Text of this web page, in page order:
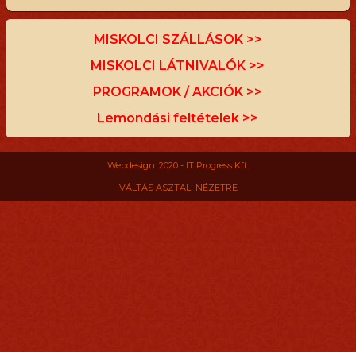
MISKOLCI SZÁLLÁSOK >>
MISKOLCI LÁTNIVALÓK >>
PROGRAMOK / AKCIÓK >>
Lemondási feltételek >>
Webdesign: 2020 - IT Progress Kft.
VÁLTÁS ASZTALI NÉZETRE